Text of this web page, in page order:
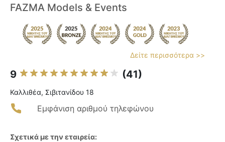
FAZMA Models & Events
Δείτε περισσότερα >>
9 (41)
Καλλιθέα, Σιβιτανίδου 18
Εμφάνιση αριθμού τηλεφώνου
Σχετικά με την εταιρεία: